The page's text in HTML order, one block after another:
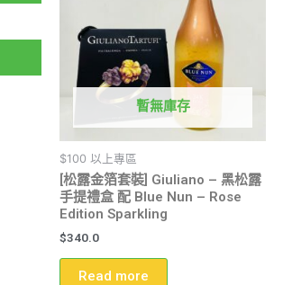
暫無庫存
$100 以上專區
[松露金箔套裝] Giuliano – 黑松露
手提禮盒 配 Blue Nun – Rose
Edition Sparkling
$340.0
Read more